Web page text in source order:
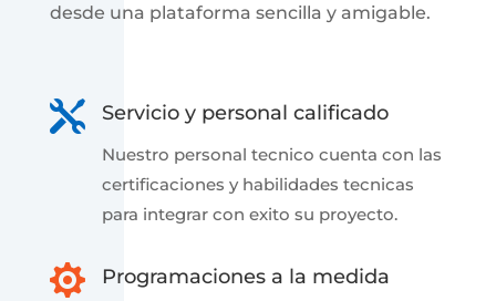
desde una plataforma sencilla y amigable.
 Servicio y personal calificado
Nuestro personal tecnico cuenta con las
certificaciones y habilidades tecnicas
para integrar con exito su proyecto.
 Programaciones a la medida